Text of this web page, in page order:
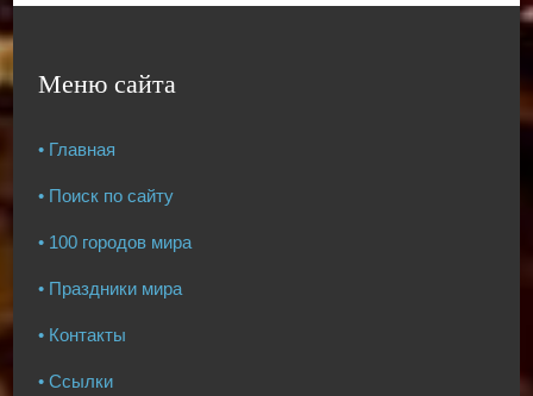
Меню сайта
• Главная
• Поиск по сайту
• 100 городов мира
• Праздники мира
• Контакты
• Ссылки